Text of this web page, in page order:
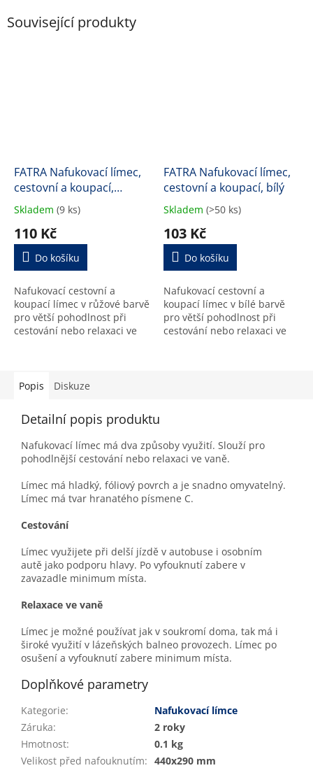
Související produkty
FATRA Nafukovací límec,
cestovní a koupací,
růžový
Průměrné
produktu
5,0
5
hvězdiček.
Skladem (9 ks)
110 Kč
Do košíku
Nafukovací cestovní a
koupací límec v růžové barvě
pro větší pohodlnost při
cestování nebo relaxaci ve
FATRA Nafukovací límec,
cestovní a koupací, bílý
Průměrné
produktu
5,0
5
hvězdiček.
Skladem (>50 ks)
103 Kč
Do košíku
Nafukovací cestovní a
koupací límec v bílé barvě
pro větší pohodlnost při
cestování nebo relaxaci ve
Popis Diskuze
Detailní popis produktu
Nafukovací límec má dva způsoby využití. Slouží pro
pohodlnější cestování nebo relaxaci ve vaně.
Límec má hladký, fóliový povrch a je snadno omyvatelný.
Límec má tvar hranatého písmene C.
Cestování
Límec využijete při delší jízdě v autobuse i osobním
autě jako podporu hlavy. Po vyfouknutí zabere v
zavazadle minimum místa.
Relaxace ve vaně
Límec je možné používat jak v soukromí doma, tak má i
široké využití v lázeňských balneo provozech. Límec po
osušení a vyfouknutí zabere minimum místa.
Doplňkové parametry
Kategorie:
Nafukovací límce
Záruka:
2 roky
Hmotnost:
0.1 kg
Velikost před nafouknutím: 440x290 mm